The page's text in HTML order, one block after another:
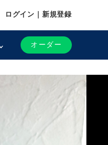
ログイン｜新規登録
オーダー